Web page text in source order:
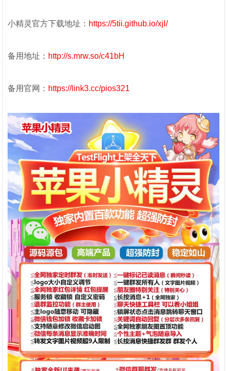
小精灵官方下载地址： https://5tii.github.io/xjl/
备用地址： http://s.mrw.so/c41bH
备用官网： https://link3.cc/pios321